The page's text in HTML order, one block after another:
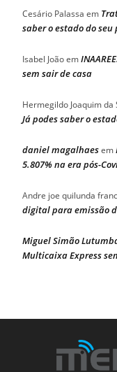
Cesário Palassa em
saber o estado do seu
Isabel Joãoem
sem sair de casa
Hermegildo Joaquim da
Já podes saber o
daniel magalhaesem
5.807% na era pós-
Andre joe quilunda
digital para emissão
Miguel Simão
Multicaixa Express